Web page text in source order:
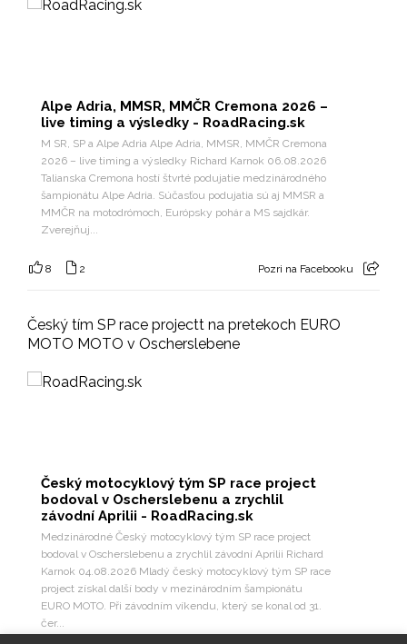
Alpe Adria, MMSR, MMČR Cremona 2026 –
live timing a výsledky - RoadRacing.sk
M SR, SP a Alpe Adria Alpe Adria, MMSR, MMČR Cremona
2026 – live timing a výsledky Richard Karnok 06.08.2026
Talianska Cremona hostí štvrté podujatie medzinárodného
šampionátu Alpe Adria. Súčasťou podujatia sú aj MMSR a
MMČR na motodrómoch, Európsky pohár a MS sajdkár.
Zverejňuj...
8 2 Pozri na Facebooku
Český tím SP race projectt na pretekoch EURO
MOTO MOTO v Oscherslebene
Český motocyklový tým SP race project
bodoval v Oscherslebenu a zrychlil
závodní Aprilii - RoadRacing.sk
Medzinárodné Český motocyklový tým SP race project
bodoval v Oscherslebenu a zrychlil závodní Aprilii Richard
Karnok 04.08.2026 Mladý český motocyklový tým SP race
project získal další body v mezinárodním šampionátu
EURO MOTO. Při závodním víkendu, který se konal od 31.
čer...